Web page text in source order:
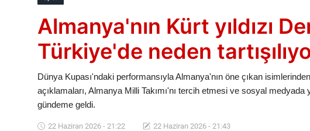
Güncel
Makaleler
Almanya'nın Kürt yıldızı
Türkiye'de neden
Dünya Kupası'ndaki performansıyla Almanya'nın öne çıkan
açıklamaları, Almanya Milli Takımı'nı tercih etmesi ve sosyal
gündeme geldi.
22 Haziran 2026 - 21:22 22 Haziran 2026 - 21:43